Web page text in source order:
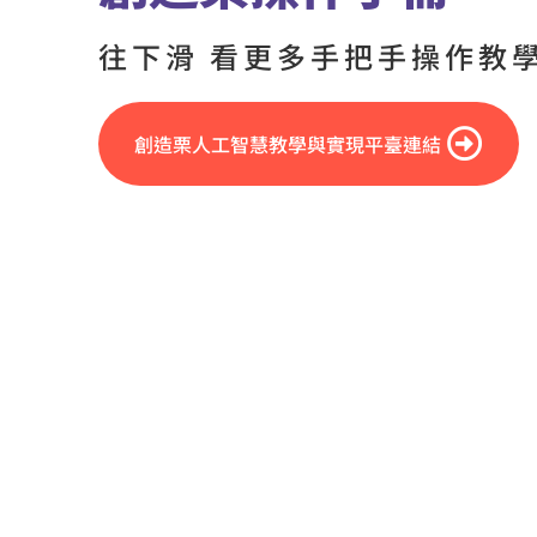
往下滑 看更多手把手操作教
創造栗人工智慧教學與實現平臺連結